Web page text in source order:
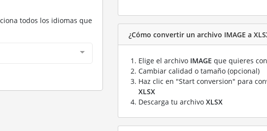
todos los idiomas que
¿Cómo convertir un archivo IMAGE a
Elige el archivo IMAGE que quieres
Cambiar calidad o tamaño (opcional)
Haz clic en "Start conversion" para
XLSX
Descarga tu archivo XLSX